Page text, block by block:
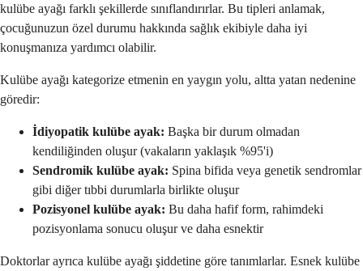
kulübe ayağı farklı şekillerde sınıflandırırlar. Bu tipleri anlamak,
çocuğunuzun özel durumu hakkında sağlık ekibiyle daha iyi
konuşmanıza yardımcı olabilir.
Kulübe ayağı kategorize etmenin en yaygın yolu, altta yatan nedenine
göredir:
İdiyopatik kulübe ayak: Başka bir durum olmadan
kendiliğinden oluşur (vakaların yaklaşık %95'i)
Sendromik kulübe ayak: Spina bifida veya genetik sendromlar
gibi diğer tıbbi durumlarla birlikte oluşur
Pozisyonel kulübe ayak: Bu daha hafif form, rahimdeki
pozisyonlama sonucu oluşur ve daha esnektir
Doktorlar ayrıca kulübe ayağı şiddetine göre tanımlarlar. Esnek kulübe